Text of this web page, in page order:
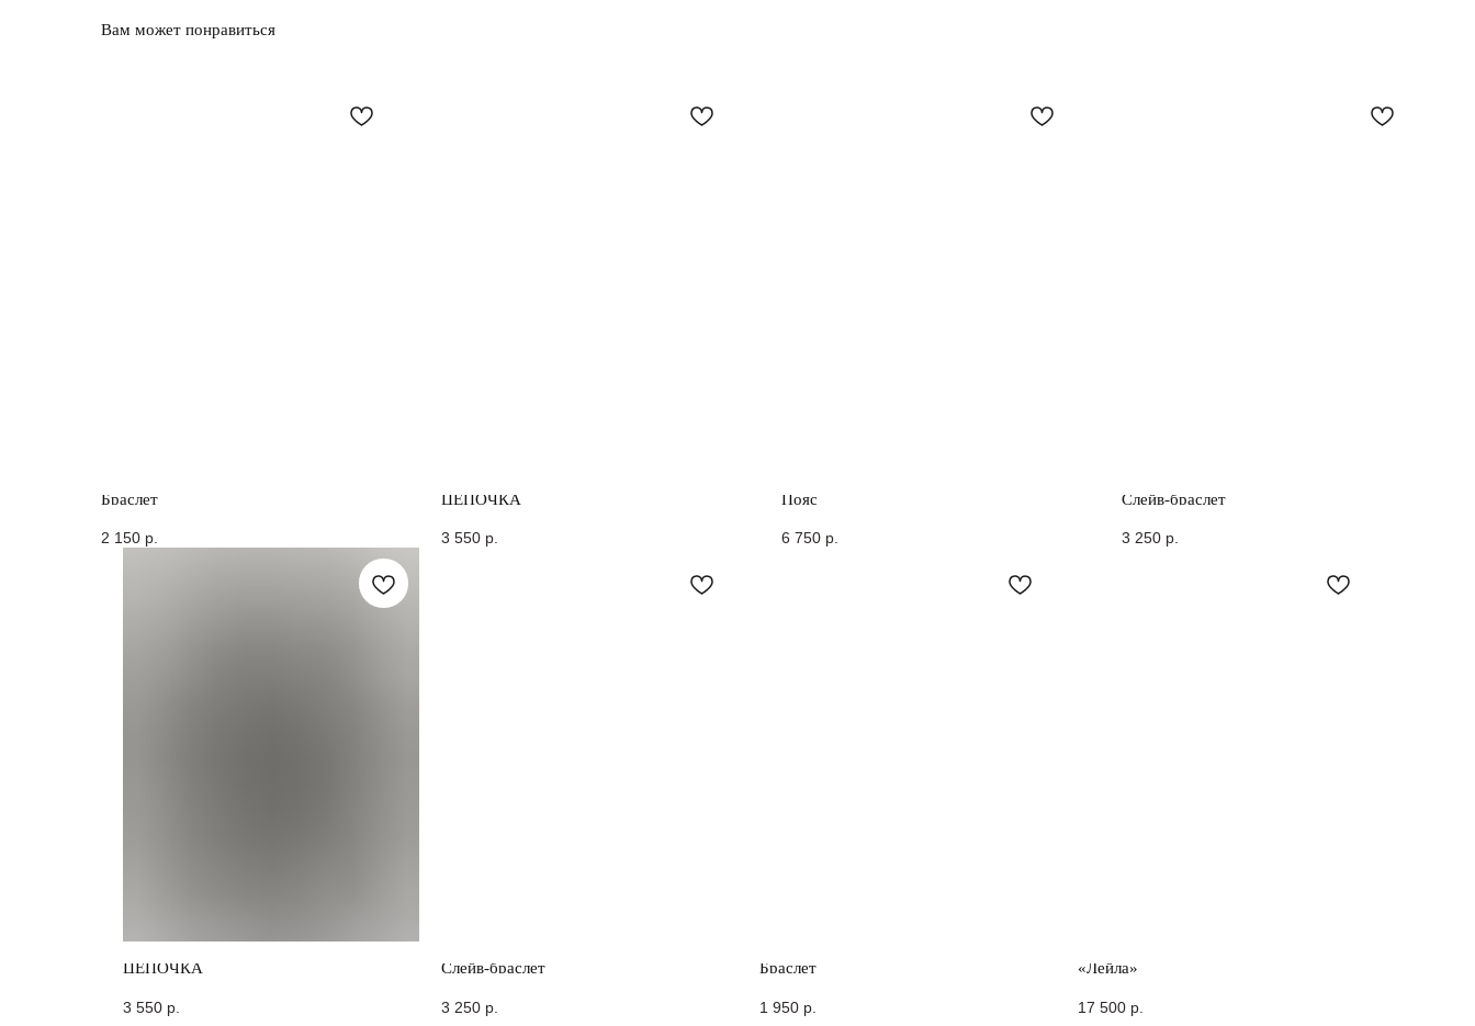
Вам может понравиться
Браслет
2 150 р.
ЦЕПОЧКА
3 550 р.
Пояс
6 750 р.
Слейв-браслет
3 250 р.
ЦЕПОЧКА
3 550 р.
Слейв-браслет
3 250 р.
Браслет
1 950 р.
«Лейла»
17 500 р.